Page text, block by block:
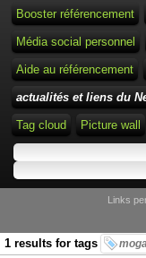
Booster référencement
Média social personnel
Aide au référencement
actualités et liens du
Tag cloud Picture wall
Links
1 results for tags